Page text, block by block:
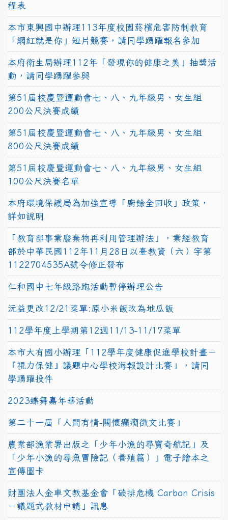
程表
本市東興國中辦理113年度校園菸檳危害防制教育
「網紅就是你」短片競賽，請同學踴躍報名參加
本府衛生局辦理112年「發現你的健康之美」抽獎活
動，請同學踴躍參與
第51屆校慶暨運動會七、八、九年級男、女生組
200公尺決賽成績
第51屆校慶暨運動會七、八、九年級男、女生組
800公尺決賽成績
第51屆校慶暨運動會七、八、九年級男、女生組
100公尺決賽名單
本府環境保護局為加強宣導「廚餘全回收」政策，
詳如說明
「教育部事業廢棄物再利用管理辦法」，業經教育
部於中華民國112年11月28日以臺教資（六）字第
1122704535A號令修正發布
仁和國中七年級路跑活動暫停辦理公告
沅益更改12/21菜單:原小米飯改為地瓜飯
112學年度上學期第12週11/13-11/17菜單
本市大有國小辦理「112學年度健康促進學校計畫－
『視力保健』議題中心學校海報設計比賽」，請同
學踴躍投件
2023蝶舞嘉年華活動
第二十一屆「人間有情-關懷癲癇徵文比賽」
農業部漁業署出版之「少年小漁的尋寶奇航記」及
「少年小漁的尋魚冒險記（養殖篇）」電子繪本之
宣傳圖卡
財團法人金車文教基金會「碳排危機 Carbon Crisis
－議題式教材申請」訊息